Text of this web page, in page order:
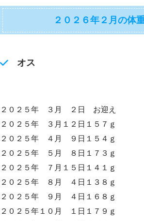
２０２６年２月の体
オス
２０２５年 ３月 ２日 お迎え
２０２５年 ３月１２日１５７ｇ
２０２５年 ４月 ９日１５４ｇ
２０２５年 ５月 ８日１７３ｇ
２０２５年 ７月１５日１４１ｇ
２０２５年 ８月 ４日１３８ｇ
２０２５年 ９月 ４日１６８ｇ
２０２５年１０月 １日１７９ｇ